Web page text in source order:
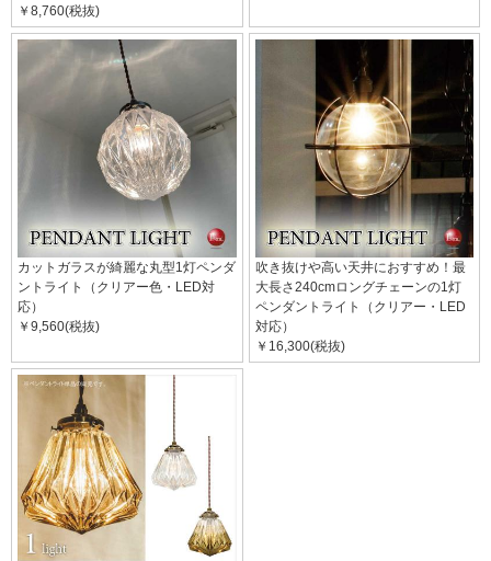
￥8,760(税抜)
カットガラスが綺麗な丸型1灯ペンダ
ントライト（クリアー色・LED対
応）
￥9,560(税抜)
吹き抜けや高い天井におすすめ！最
大長さ240cmロングチェーンの1灯
ペンダントライト（クリアー・LED
対応）
￥16,300(税抜)